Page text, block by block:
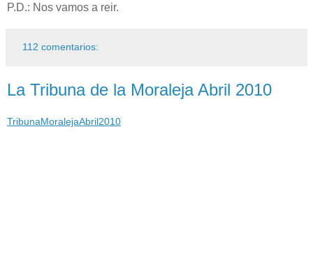
P.D.: Nos vamos a reir.
112 comentarios:
La Tribuna de la Moraleja Abril 2010
TribunaMoralejaAbril2010